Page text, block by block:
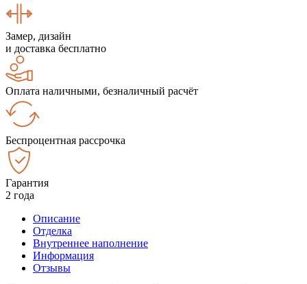
Замер, дизайн
и доставка бесплатно
Оплата наличными, безналичный расчёт
Беспроцентная рассрочка
Гарантия
2 года
Описание
Отделка
Внутреннее наполнение
Информация
Отзывы